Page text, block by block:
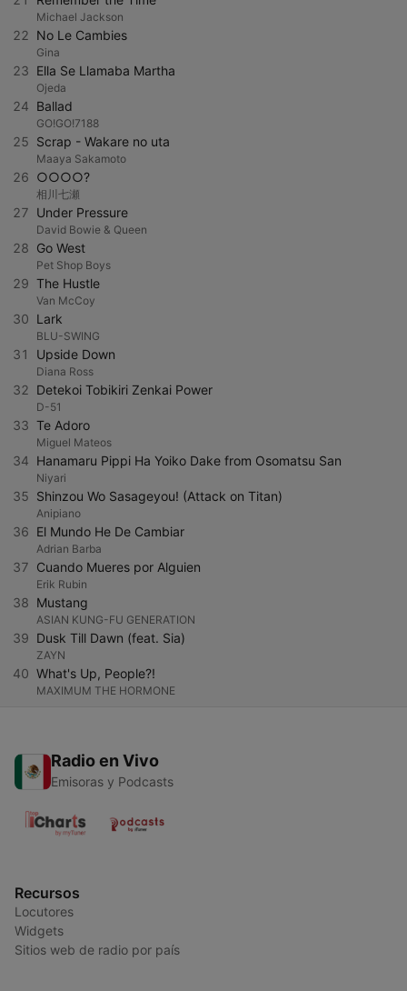
Michael Jackson
22 No Le Cambies
Gina
23 Ella Se Llamaba Martha
Ojeda
24 Ballad
GO!GO!7188
25 Scrap - Wakare no uta
Maaya Sakamoto
26 ○○○○?
相川七瀬
27 Under Pressure
David Bowie & Queen
28 Go West
Pet Shop Boys
29 The Hustle
Van McCoy
30 Lark
BLU-SWING
31 Upside Down
Diana Ross
32 Detekoi Tobikiri Zenkai Power
D-51
33 Te Adoro
Miguel Mateos
34 Hanamaru Pippi Ha Yoiko Dake from Osomatsu San
Niyari
35 Shinzou Wo Sasageyou! (Attack on Titan)
Anipiano
36 El Mundo He De Cambiar
Adrian Barba
37 Cuando Mueres por Alguien
Erik Rubin
38 Mustang
ASIAN KUNG-FU GENERATION
39 Dusk Till Dawn (feat. Sia)
ZAYN
40 What's Up, People?!
MAXIMUM THE HORMONE
Radio en Vivo
Emisoras y Podcasts
Recursos
Locutores
Widgets
Sitios web de radio por país